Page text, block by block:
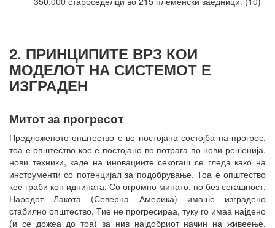
2. ПРИНЦИПИТЕ ВРЗ КОИ
МОДЕЛОТ НА СИСТЕМОТ Е
ИЗГРАДЕН
Митот за прогресот
Предложеното општество е во постојана состојба на прогрес,
тоа е општество кое е постојано во потрага по нови решенија,
нови техники, каде на иновациите секогаш се гледа како на
инструменти со потенцијал за подобрување. Тоа е општество
кое граби кон иднината. Со огромно минато, но без сегашност.
Народот Лакота (Северна Америка) имаше изградено
стабилно општество. Тие не прогресираа, туку го имаа најдено
(и се држеа до тоа) за нив најдобриот начин на живеење.